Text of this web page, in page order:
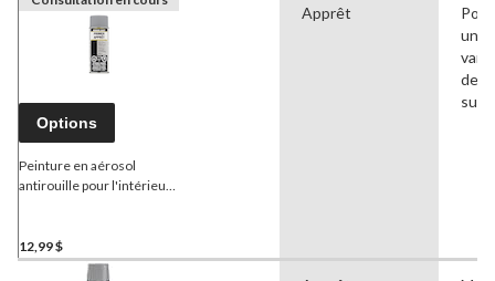
Options
Peinture en aérosol
antirouille pour l'intérieur
12,99 $
Apprêt
Pour
une
de